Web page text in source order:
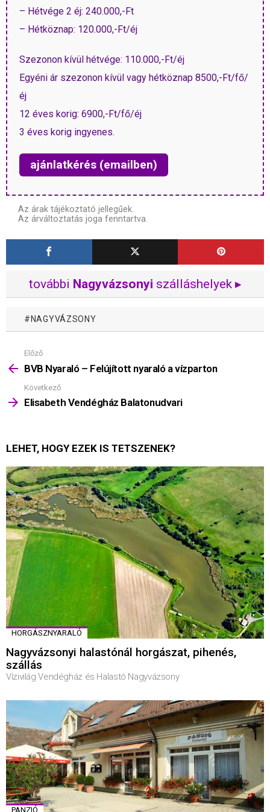
– Hétvége 2 éj: 240.000,-Ft
– Hétköznap: 120.000,-Ft/éj
Szezonon kívül hétvége: 110.000,-Ft/éj
Egyéni ár szezonon kívül vagy hétköznap 8500,-Ft/fő/
éj
12 éves korig: 6900,-Ft/fő/éj
3 éves korig ingyenes.
ajánlatkérés (emailben)
Az árak tájékoztató jellegűek.
Az árváltoztatás joga fenntartva.
további Nagyvázsonyi szálláshelyek ▸
NAGYVÁZSONY
Mutass
többet
Előző
BVB Nyaraló – Felújított nyaraló a vízparton
Következő
Elisabeth Vendégház Balatonudvari
LEHET, HOGY EZEK IS TETSZENEK?
HORGÁSZNYARALÓ
Nagyvázsonyi halastónál horgászat, pihenés,
szállás
Vízivilág Vendégház és Halastó Nagyvázsony
PANZIÓ